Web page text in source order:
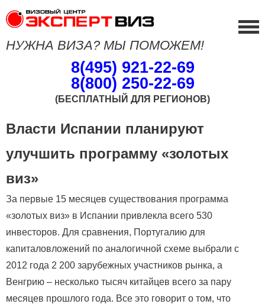
НУЖНА ВИЗА? МЫ ПОМОЖЕМ!
8(495) 921-22-69
8(800) 250-22-69
(БЕСПЛАТНЫЙ ДЛЯ РЕГИОНОВ)
Власти Испании планируют
улучшить программу «золотых
виз»
За первые 15 месяцев существования программа
«золотых виз» в Испании привлекла всего 530
инвесторов. Для сравнения, Португалию для
капиталовложений по аналогичной схеме выбрали с
2012 года 2 200 зарубежных участников рынка, а
Венгрию – несколько тысяч китайцев всего за пару
месяцев прошлого года. Все это говорит о том, что